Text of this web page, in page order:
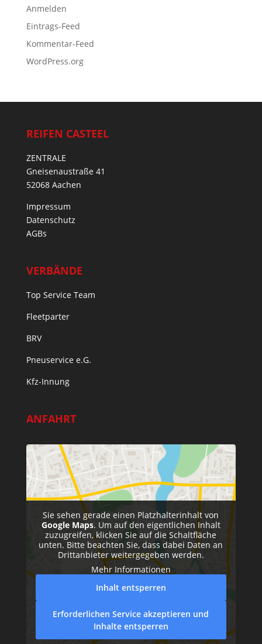
Anmelden
Eintrags-Feed
Kommentar-Feed
WordPress.org
REIFEN CASTEEL
ZENTRALE
Gneisenaustraße 41
52068 Aachen
Impressum
Datenschutz
AGBs
VERBÄNDE
Top Service Team
Fleetparter
BRV
Pneuservice e.G.
Kfz-Innung
ANFAHRT
Sie sehen gerade einen Platzhalterinhalt von
Google Maps. Um auf den eigentlichen Inhalt
zuzugreifen, klicken Sie auf die Schaltfläche
unten. Bitte beachten Sie, dass dabei Daten an
Drittanbieter weitergegeben werden.
Mehr Informationen
Inhalt entsperren
Erforderlichen Service akzeptieren und
Inhalte entsperren